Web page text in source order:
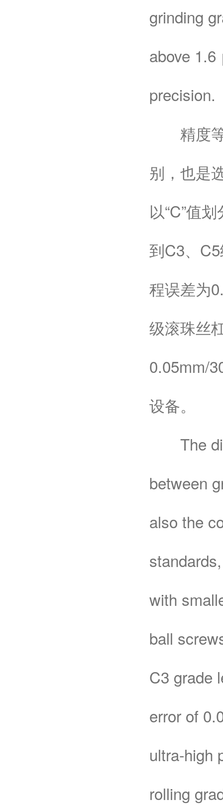
grinding
above
precision.
精度等
别，也是
以“C”值
到C3、
程误差为
级滚珠丝
0.05mm/
设备。
The
between
also the
with
ball
C3 grade
error of
ultra-high
rolling